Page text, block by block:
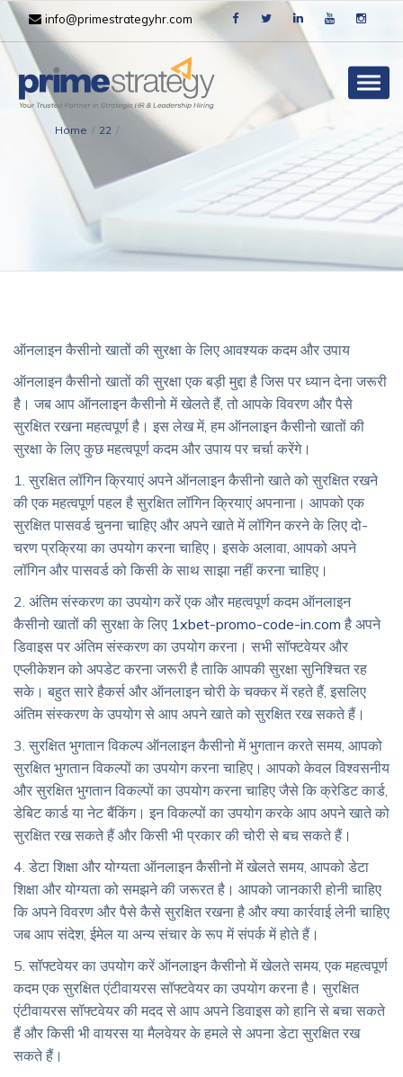
info@primestrategyhr.com
Home / 22 /
ऑनलाइन कैसीनो खातों की सुरक्षा के लिए आवश्यक कदम और उपाय
ऑनलाइन कैसीनो खातों की सुरक्षा एक बड़ी मुद्दा है जिस पर ध्यान देना जरूरी
है। जब आप ऑनलाइन कैसीनो में खेलते हैं, तो आपके विवरण और पैसे
सुरक्षित रखना महत्वपूर्ण है। इस लेख में, हम ऑनलाइन कैसीनो खातों की
सुरक्षा के लिए कुछ महत्वपूर्ण कदम और उपाय पर चर्चा करेंगे।
1. सुरक्षित लॉगिन क्रियाएं अपने ऑनलाइन कैसीनो खाते को सुरक्षित रखने
की एक महत्वपूर्ण पहल है सुरक्षित लॉगिन क्रियाएं अपनाना। आपको एक
सुरक्षित पासवर्ड चुनना चाहिए और अपने खाते में लॉगिन करने के लिए दो-
चरण प्रक्रिया का उपयोग करना चाहिए। इसके अलावा, आपको अपने
लॉगिन और पासवर्ड को किसी के साथ साझा नहीं करना चाहिए।
2. अंतिम संस्करण का उपयोग करें एक और महत्वपूर्ण कदम ऑनलाइन
कैसीनो खातों की सुरक्षा के लिए 1xbet-promo-code-in.com है अपने
डिवाइस पर अंतिम संस्करण का उपयोग करना। सभी सॉफ्टवेयर और
एप्लीकेशन को अपडेट करना जरूरी है ताकि आपकी सुरक्षा सुनिश्चित रह
सके। बहुत सारे हैकर्स और ऑनलाइन चोरी के चक्कर में रहते हैं, इसलिए
अंतिम संस्करण के उपयोग से आप अपने खाते को सुरक्षित रख सकते हैं।
3. सुरक्षित भुगतान विकल्प ऑनलाइन कैसीनो में भुगतान करते समय, आपको
सुरक्षित भुगतान विकल्पों का उपयोग करना चाहिए। आपको केवल विश्वसनीय
और सुरक्षित भुगतान विकल्पों का उपयोग करना चाहिए जैसे कि क्रेडिट कार्ड,
डेबिट कार्ड या नेट बैंकिंग। इन विकल्पों का उपयोग करके आप अपने खाते को
सुरक्षित रख सकते हैं और किसी भी प्रकार की चोरी से बच सकते हैं।
4. डेटा शिक्षा और योग्यता ऑनलाइन कैसीनो में खेलते समय, आपको डेटा
शिक्षा और योग्यता को समझने की जरूरत है। आपको जानकारी होनी चाहिए
कि अपने विवरण और पैसे कैसे सुरक्षित रखना है और क्या कार्रवाई लेनी चाहिए
जब आप संदेश, ईमेल या अन्य संचार के रूप में संपर्क में होते हैं।
5. सॉफ्टवेयर का उपयोग करें ऑनलाइन कैसीनो में खेलते समय, एक महत्वपूर्ण
कदम एक सुरक्षित एंटीवायरस सॉफ्टवेयर का उपयोग करना है। सुरक्षित
एंटीवायरस सॉफ्टवेयर की मदद से आप अपने डिवाइस को हानि से बचा सकते
हैं और किसी भी वायरस या मैलवेयर के हमले से अपना डेटा सुरक्षित रख
सकते हैं।